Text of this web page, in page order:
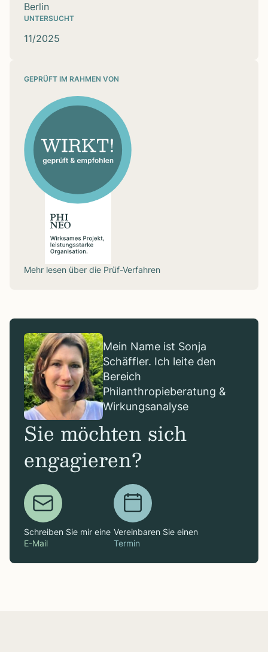
Berlin
UNTERSUCHT
11/2025
GEPRÜFT IM RAHMEN VON
Mehr lesen über die Prüf-Verfahren
Mein Name ist Sonja
Schäffler. Ich leite den
Bereich
Philanthropieberatung &
Wirkungsanalyse
Sie möchten sich
engagieren?
Schreiben Sie mir eine
E-Mail
Vereinbaren Sie einen
Termin